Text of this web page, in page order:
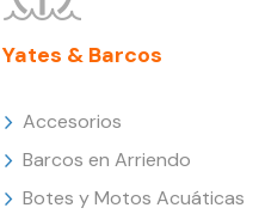
Yates & Barcos
Accesorios
Barcos en Arriendo
Botes y Motos Acuáticas